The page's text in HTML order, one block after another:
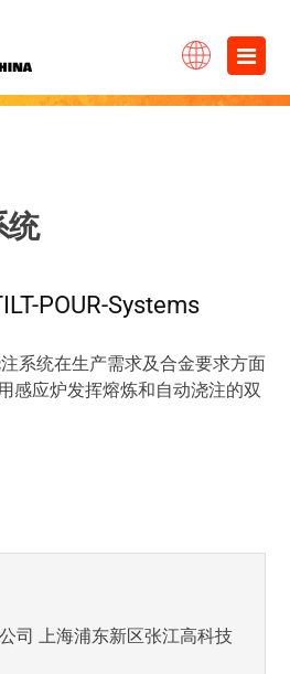
×
统
系统在生产需求及合金要求方面
感应炉发挥熔炼和自动浇注的双
司 上海浦东新区张江高科技